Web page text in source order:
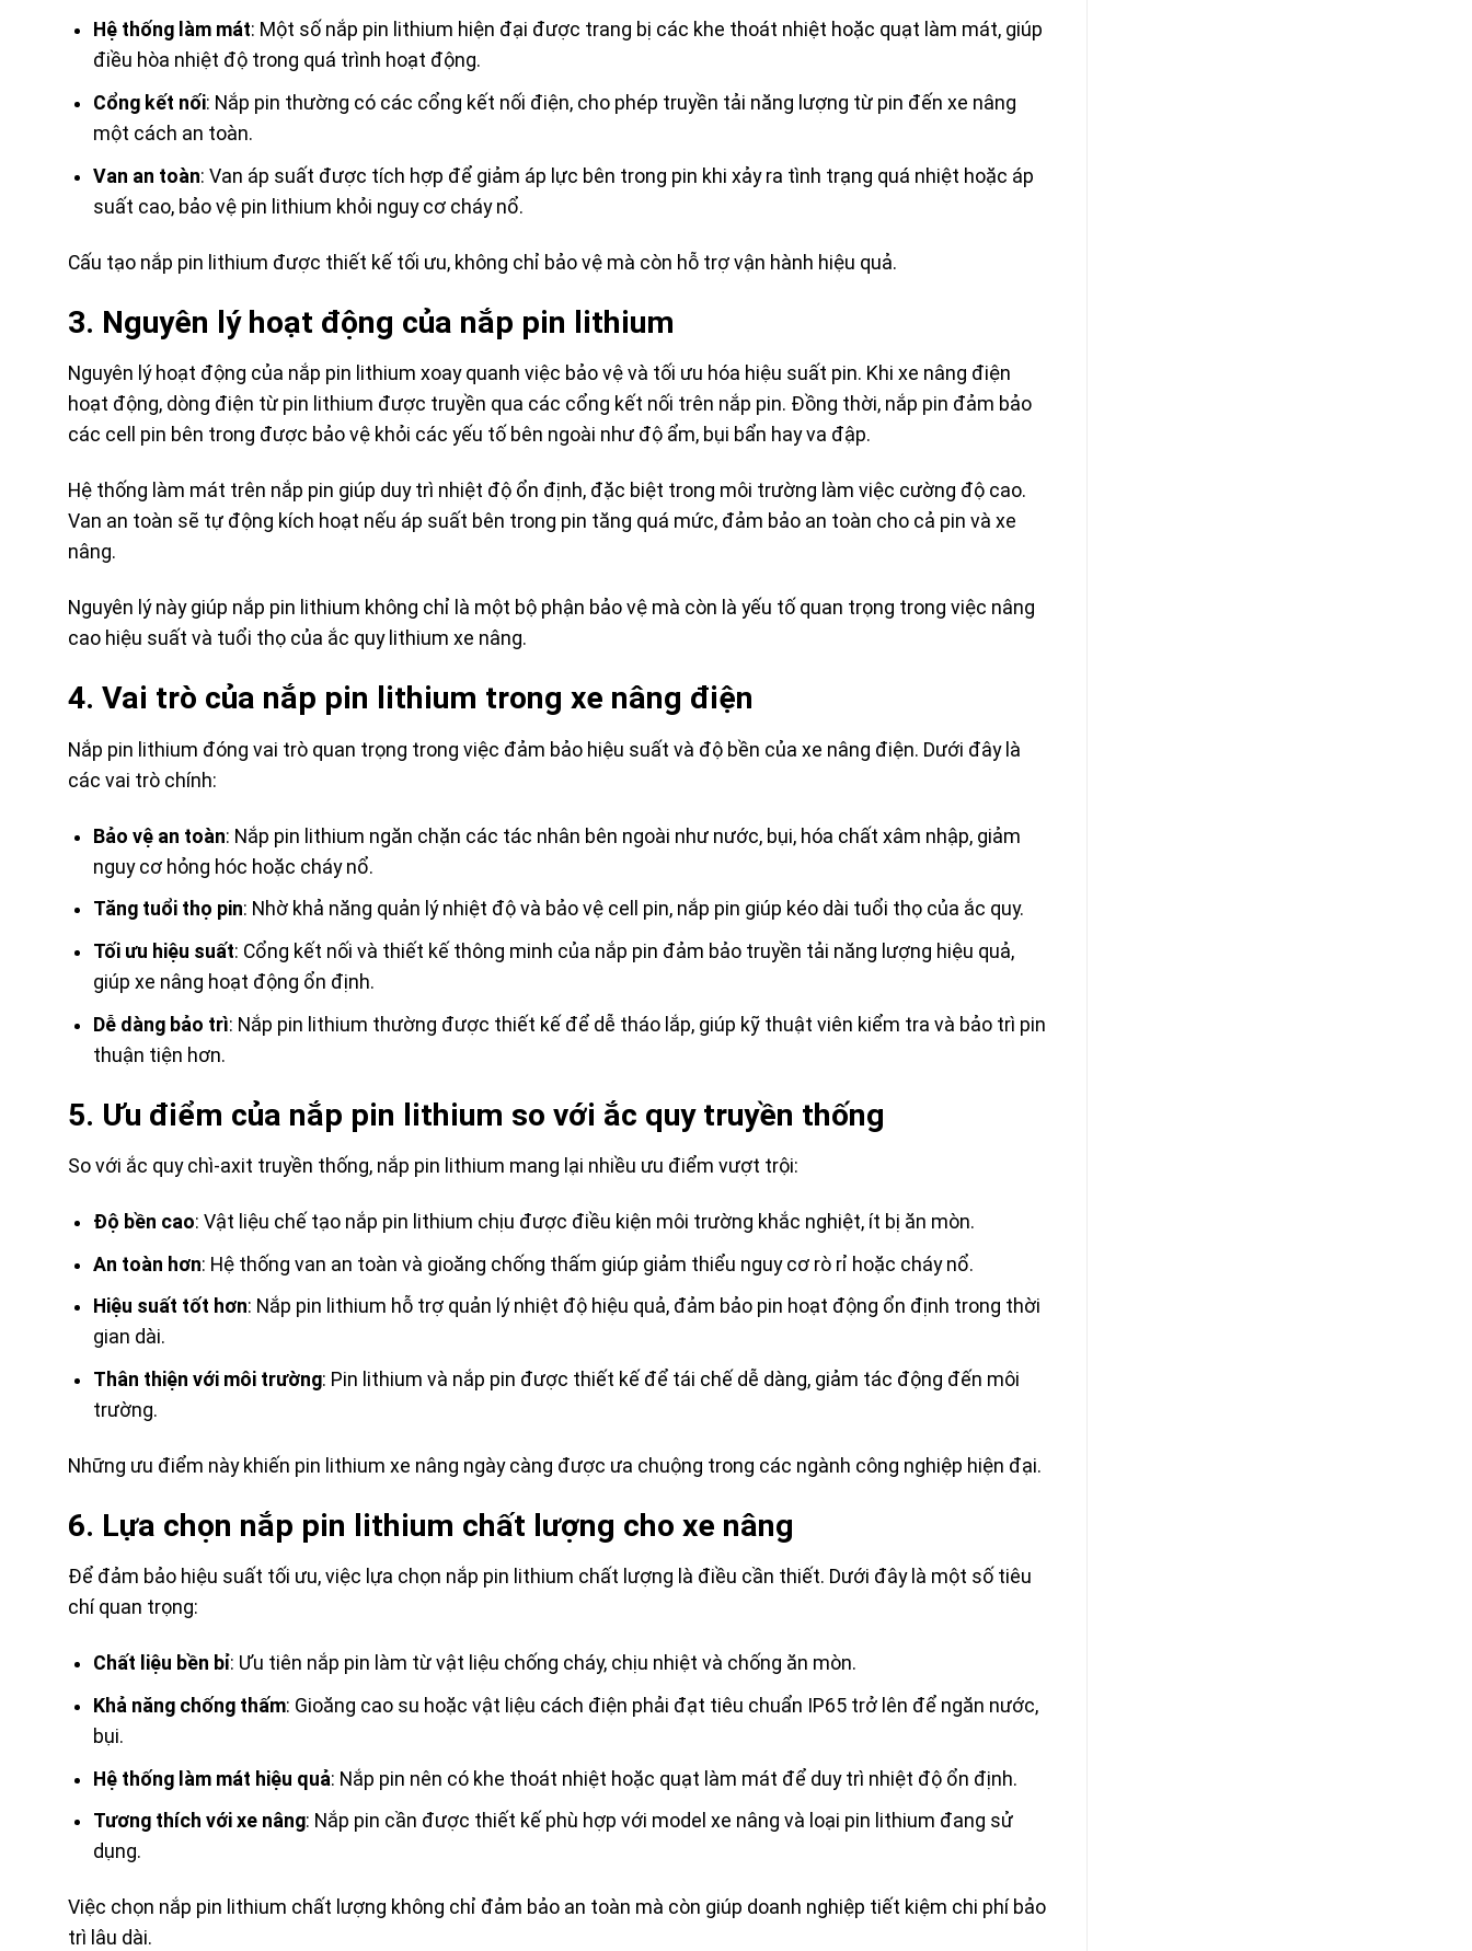
Hệ thống làm mát: Một số nắp pin lithium hiện đại được trang bị các khe thoát nhiệt hoặc quạt làm mát, giúp
điều hòa nhiệt độ trong quá trình hoạt động.
Cổng kết nối: Nắp pin thường có các cổng kết nối điện, cho phép truyền tải năng lượng từ pin đến xe nâng
một cách an toàn.
Van an toàn: Van áp suất được tích hợp để giảm áp lực bên trong pin khi xảy ra tình trạng quá nhiệt hoặc áp
suất cao, bảo vệ pin lithium khỏi nguy cơ cháy nổ.
Cấu tạo nắp pin lithium được thiết kế tối ưu, không chỉ bảo vệ mà còn hỗ trợ vận hành hiệu quả.
3. Nguyên lý hoạt động của nắp pin lithium
Nguyên lý hoạt động của nắp pin lithium xoay quanh việc bảo vệ và tối ưu hóa hiệu suất pin. Khi xe nâng điện
hoạt động, dòng điện từ pin lithium được truyền qua các cổng kết nối trên nắp pin. Đồng thời, nắp pin đảm bảo
các cell pin bên trong được bảo vệ khỏi các yếu tố bên ngoài như độ ẩm, bụi bẩn hay va đập.
Hệ thống làm mát trên nắp pin giúp duy trì nhiệt độ ổn định, đặc biệt trong môi trường làm việc cường độ cao.
Van an toàn sẽ tự động kích hoạt nếu áp suất bên trong pin tăng quá mức, đảm bảo an toàn cho cả pin và xe
nâng.
Nguyên lý này giúp nắp pin lithium không chỉ là một bộ phận bảo vệ mà còn là yếu tố quan trọng trong việc nâng
cao hiệu suất và tuổi thọ của ắc quy lithium xe nâng.
4. Vai trò của nắp pin lithium trong xe nâng điện
Nắp pin lithium đóng vai trò quan trọng trong việc đảm bảo hiệu suất và độ bền của xe nâng điện. Dưới đây là
các vai trò chính:
Bảo vệ an toàn: Nắp pin lithium ngăn chặn các tác nhân bên ngoài như nước, bụi, hóa chất xâm nhập, giảm
nguy cơ hỏng hóc hoặc cháy nổ.
Tăng tuổi thọ pin: Nhờ khả năng quản lý nhiệt độ và bảo vệ cell pin, nắp pin giúp kéo dài tuổi thọ của ắc quy.
Tối ưu hiệu suất: Cổng kết nối và thiết kế thông minh của nắp pin đảm bảo truyền tải năng lượng hiệu quả,
giúp xe nâng hoạt động ổn định.
Dễ dàng bảo trì: Nắp pin lithium thường được thiết kế để dễ tháo lắp, giúp kỹ thuật viên kiểm tra và bảo trì pin
thuận tiện hơn.
5. Ưu điểm của nắp pin lithium so với ắc quy truyền thống
So với ắc quy chì-axit truyền thống, nắp pin lithium mang lại nhiều ưu điểm vượt trội:
Độ bền cao: Vật liệu chế tạo nắp pin lithium chịu được điều kiện môi trường khắc nghiệt, ít bị ăn mòn.
An toàn hơn: Hệ thống van an toàn và gioăng chống thấm giúp giảm thiểu nguy cơ rò rỉ hoặc cháy nổ.
Hiệu suất tốt hơn: Nắp pin lithium hỗ trợ quản lý nhiệt độ hiệu quả, đảm bảo pin hoạt động ổn định trong thời
gian dài.
Thân thiện với môi trường: Pin lithium và nắp pin được thiết kế để tái chế dễ dàng, giảm tác động đến môi
trường.
Những ưu điểm này khiến pin lithium xe nâng ngày càng được ưa chuộng trong các ngành công nghiệp hiện đại.
6. Lựa chọn nắp pin lithium chất lượng cho xe nâng
Để đảm bảo hiệu suất tối ưu, việc lựa chọn nắp pin lithium chất lượng là điều cần thiết. Dưới đây là một số tiêu
chí quan trọng:
Chất liệu bền bỉ: Ưu tiên nắp pin làm từ vật liệu chống cháy, chịu nhiệt và chống ăn mòn.
Khả năng chống thấm: Gioăng cao su hoặc vật liệu cách điện phải đạt tiêu chuẩn IP65 trở lên để ngăn nước,
bụi.
Hệ thống làm mát hiệu quả: Nắp pin nên có khe thoát nhiệt hoặc quạt làm mát để duy trì nhiệt độ ổn định.
Tương thích với xe nâng: Nắp pin cần được thiết kế phù hợp với model xe nâng và loại pin lithium đang sử
dụng.
Việc chọn nắp pin lithium chất lượng không chỉ đảm bảo an toàn mà còn giúp doanh nghiệp tiết kiệm chi phí bảo
trì lâu dài.